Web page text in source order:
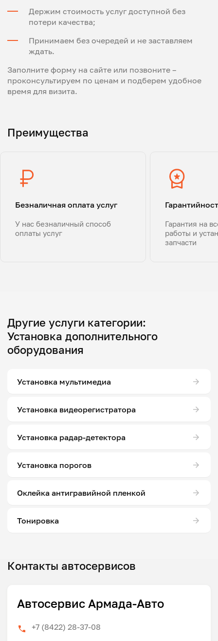
Держим стоимость услуг доступной без
потери качества;
Принимаем без очередей и не заставляем
ждать.
Заполните форму на сайте или позвоните –
проконсультируем по ценам и подберем удобное
время для визита.
Преимущества
Безналичная оплата услуг
У нас безналичный способ
оплаты услуг
Гарантия на
работы и
запчасти
Другие услуги категории:
Установка дополнительного
оборудования
Установка мультимедиа
Установка видеорегистратора
Установка радар-детектора
Установка порогов
Оклейка антигравийной пленкой
Тонировка
Контакты автосервисов
Автосервис Армада-Авто
+7 (8422) 28-37-08